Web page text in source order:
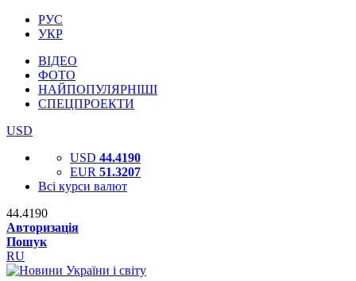
РУС
УКР
ВІДЕО
ФОТО
НАЙПОПУЛЯРНІШІ
СПЕЦПРОЕКТИ
USD
USD 44.4190
EUR 51.3207
Всі курси валют
44.4190
Авторизація
Пошук
RU